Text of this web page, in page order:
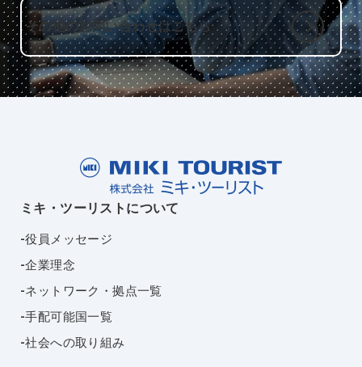
その他のお問い合わせはこちら
ミキ・ツーリストについて
役員メッセージ
企業理念
ネットワーク・拠点一覧
手配可能国一覧
社会への取り組み